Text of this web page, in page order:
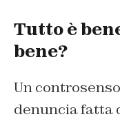
Tutto è
bene?
Un
denuncia fatta